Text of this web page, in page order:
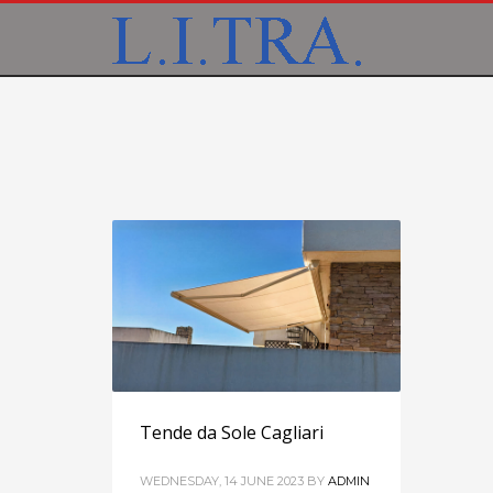
Tende da Sole Cagliari
WEDNESDAY, 14 JUNE 2023 BY ADMIN